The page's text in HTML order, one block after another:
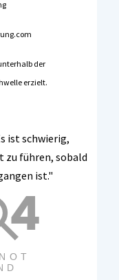
der
erzielt.
ist schwierig,
zu führen, sobald
ist."